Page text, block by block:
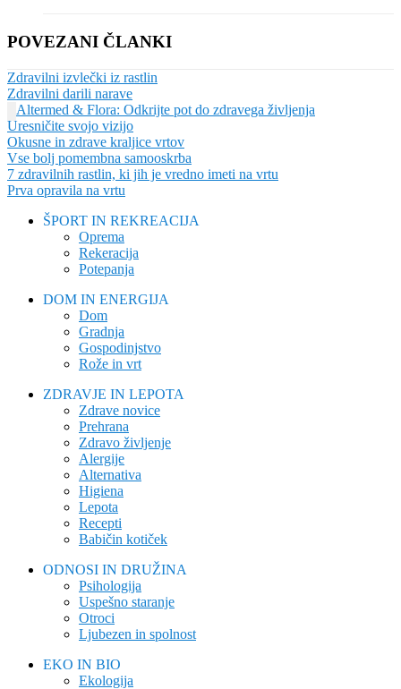
POVEZANI ČLANKI
Zdravilni izvlečki iz rastlin
Zdravilni darili narave
Altermed & Flora: Odkrijte pot do zdravega življenja
Uresničite svojo vizijo
Okusne in zdrave kraljice vrtov
Vse bolj pomembna samooskrba
7 zdravilnih rastlin, ki jih je vredno imeti na vrtu
Prva opravila na vrtu
ŠPORT IN REKREACIJA
Oprema
Rekeracija
Potepanja
DOM IN ENERGIJA
Dom
Gradnja
Gospodinjstvo
Rože in vrt
ZDRAVJE IN LEPOTA
Zdrave novice
Prehrana
Zdravo življenje
Alergije
Alternativa
Higiena
Lepota
Recepti
Babičin kotiček
ODNOSI IN DRUŽINA
Psihologija
Uspešno staranje
Otroci
Ljubezen in spolnost
EKO IN BIO
Ekologija